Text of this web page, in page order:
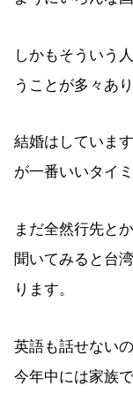
しかもそういう
うことが多々あ
結婚はしていま
が一番いいタイ
まだ全然行先と
聞いてみると台
ります。
英語も話せない
今年中には家族